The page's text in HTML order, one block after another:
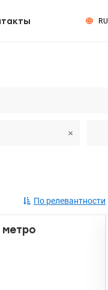
RU
По релевантности